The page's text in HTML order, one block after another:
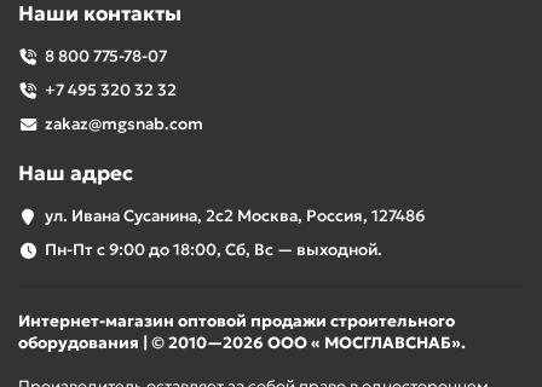
Наши контакты
8 800 775-78-07
+7 495 320 32 32
zakaz@mgsnab.com
Наш адрес
ул. Ивана Сусанина, 2с2 Москва, Россия, 127486
Пн-Пт с 9:00 до 18:00, Сб, Вс — выходной.
Интернет-магазин оптовой продажи строительного
оборудования | © 2010—2026 ООО « МОСГЛАВСНАБ».